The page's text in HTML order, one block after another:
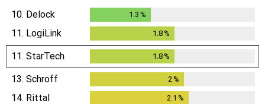
10. Delock 1.3 %
11. LogiLink 1.8 %
11. StarTech 1.8 %
13. Schroff 2 %
14. Rittal 2.1 %